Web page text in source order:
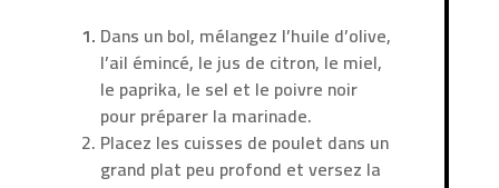
Dans un bol, mélangez l’huile d’olive,
l’ail émincé, le jus de citron, le miel,
le paprika, le sel et le poivre noir
pour préparer la marinade.
Placez les cuisses de poulet dans un
grand plat peu profond et versez la